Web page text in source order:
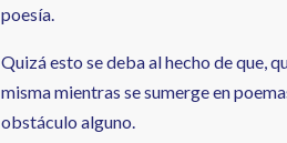
poesía.
Quizá esto se deba al hecho de que,
misma mientras se sumerge en
obstáculo alguno.